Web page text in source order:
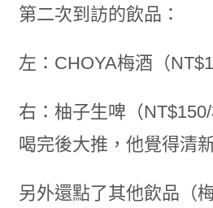
第二次到訪的飲品：
左：CHOYA梅酒（
右：柚子生啤（
喝完後大推，他覺得清
另外還點了其他飲品（